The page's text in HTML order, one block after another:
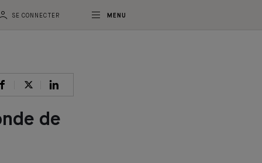
SE CONNECTER MENU
de